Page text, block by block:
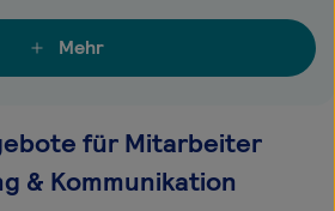
Mehr
für Mitarbeiter
& Kommunikation